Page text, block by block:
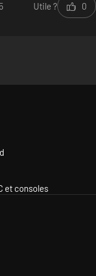
Utile ? 0
et consoles